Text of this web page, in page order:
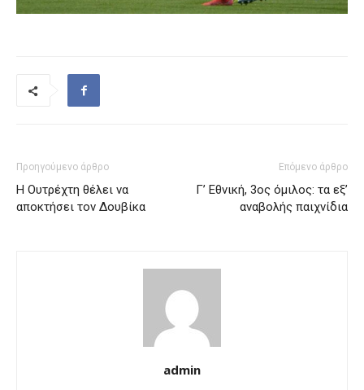
Προηγούμενο άρθρο
Η Ουτρέχτη θέλει να
αποκτήσει τον Δουβίκα
Επόμενο άρθρο
Γ’ Εθνική, 3ος όμιλος: τα εξ’
αναβολής παιχνίδια
admin